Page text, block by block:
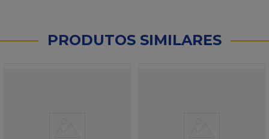
PRODUTOS SIMILARES